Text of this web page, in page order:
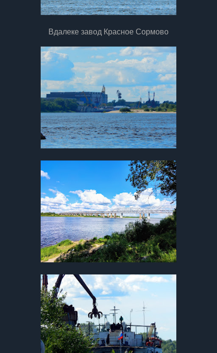
Вдалеке завод Красное Сормово